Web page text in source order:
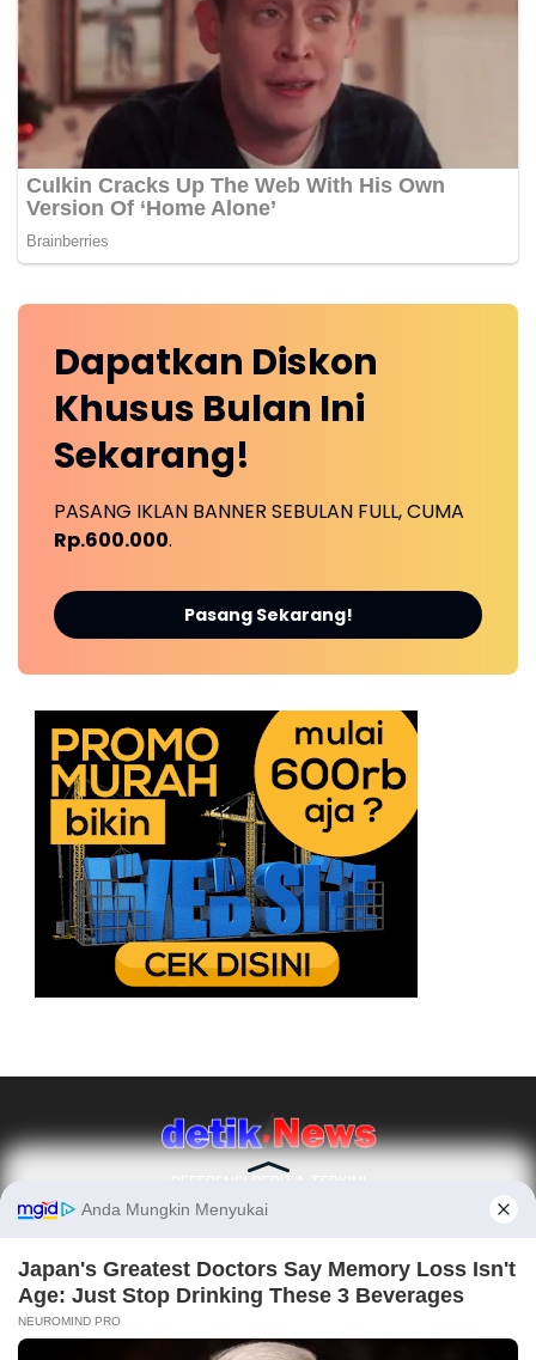
Dapatkan Diskon
Khusus Bulan Ini
Sekarang!
PASANG IKLAN BANNER SEBULAN FULL, CUMA
Rp.600.000.
Pasang Sekarang!
REFERENSI BERITA TERKINI